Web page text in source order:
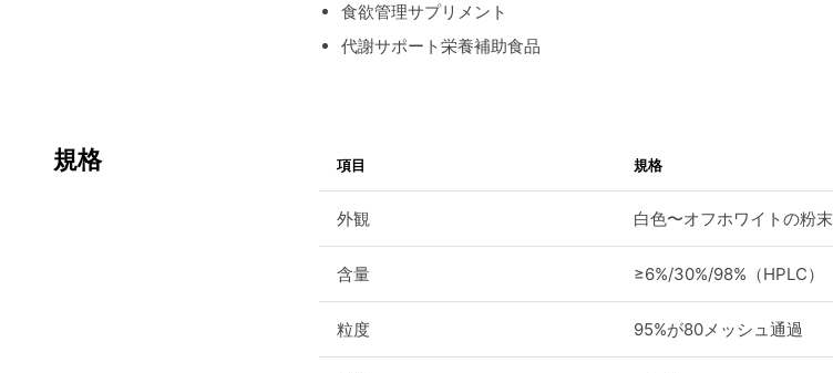
食欲管理サプリメント
代謝サポート栄養補助食品
規格 項目 規格
外観 白色〜オフホワイトの粉末
含量 ≥6%/30%/98%（HPLC）
粒度 95%が80メッシュ通過